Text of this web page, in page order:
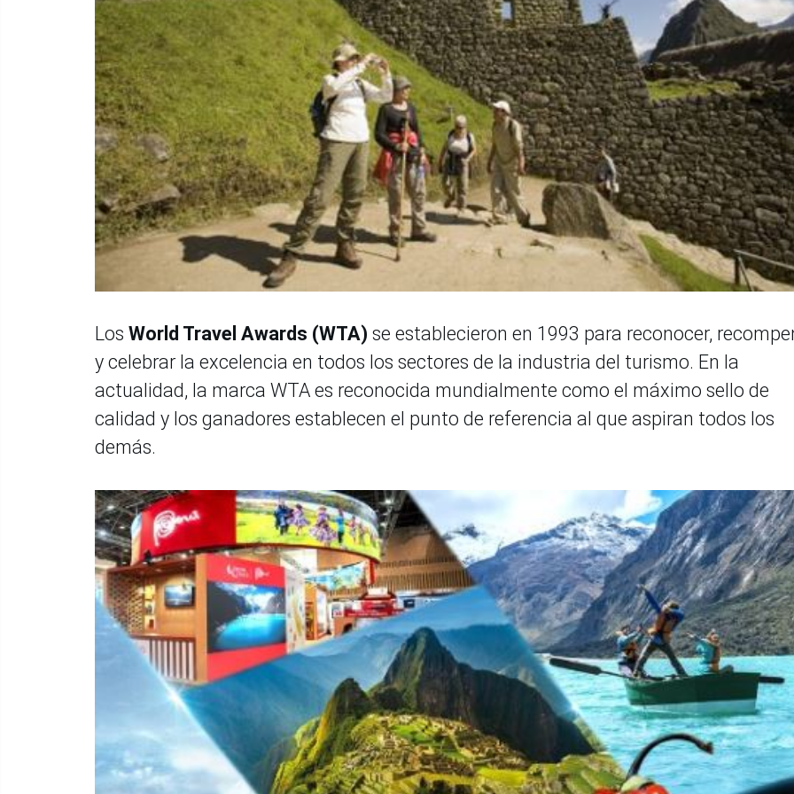
Los World Travel Awards (WTA) se establecieron en 1993 para reconocer,
y celebrar la excelencia en todos los sectores de la industria del turismo. En la
actualidad, la marca WTA es reconocida mundialmente como el máximo sello de
calidad y los ganadores establecen el punto de referencia al que aspiran todos los
demás.